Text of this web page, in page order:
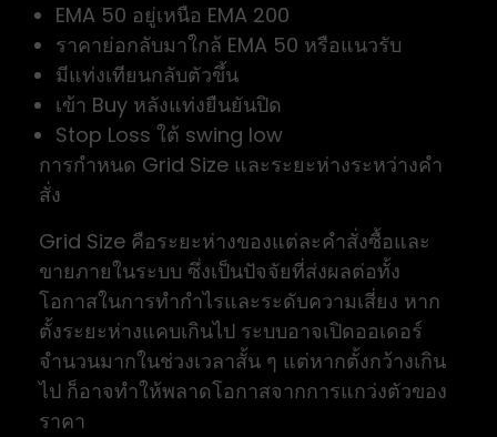
EMA 50 อยู่เหนือ EMA 200
ราคาย่อกลับมาใกล้ EMA 50 หรือแนวรับ
มีแท่งเทียนกลับตัวขึ้น
เข้า Buy หลังแท่งยืนยันปิด
Stop Loss ใต้ swing low
การกำหนด Grid Size และระยะห่างระหว่างคำ
สั่ง
Grid Size คือระยะห่างของแต่ละคำสั่งซื้อและ
ขายภายในระบบ ซึ่งเป็นปัจจัยที่ส่งผลต่อทั้ง
โอกาสในการทำกำไรและระดับความเสี่ยง หาก
ตั้งระยะห่างแคบเกินไป ระบบอาจเปิดออเดอร์
จำนวนมากในช่วงเวลาสั้น ๆ แต่หากตั้งกว้างเกิน
ไป ก็อาจทำให้พลาดโอกาสจากการแกว่งตัวของ
ราคา